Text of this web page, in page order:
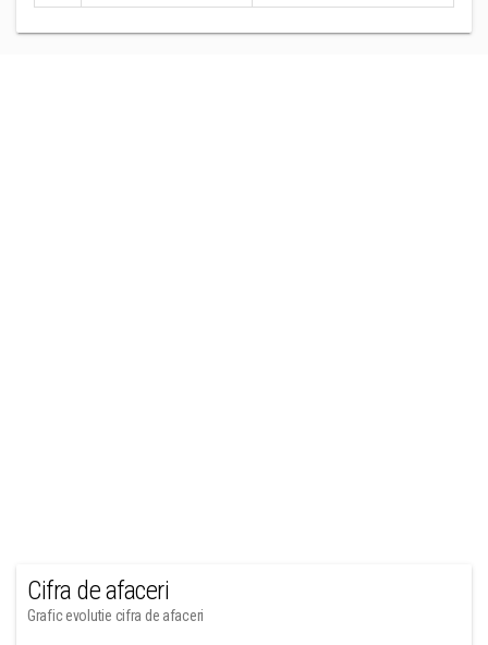
Cifra de afaceri
Grafic evolutie cifra de afaceri